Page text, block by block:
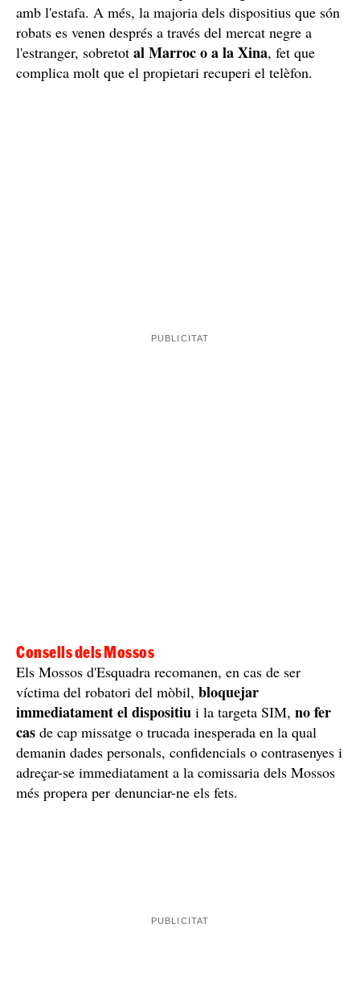
amb l'estafa. A més, la majoria dels dispositius que són
robats es venen després a través del mercat negre a
l'estranger, sobretot al Marroc o a la Xina, fet que
complica molt que el propietari recuperi el telèfon.
Consells dels Mossos
Els Mossos d'Esquadra recomanen, en cas de ser
víctima del robatori del mòbil, bloquejar
immediatament el dispositiu i la targeta SIM, no fer
cas de cap missatge o trucada inesperada en la qual
demanin dades personals, confidencials o contrasenyes i
adreçar-se immediatament a la comissaria dels Mossos
més propera per denunciar-ne els fets.